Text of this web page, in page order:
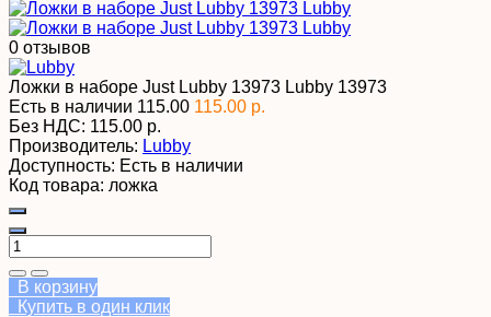
0 отзывов
Ложки в наборе Just Lubby 13973 Lubby 13973
Есть в наличии 115.00 115.00 р.
Без НДС: 115.00 р.
Производитель: Lubby
Доступность: Есть в наличии
Код товара: ложка
В корзину
Купить в один клик